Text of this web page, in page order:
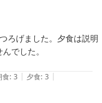
ろげました。夕食は説明
でした。
食: 3 | 夕食: 3 |